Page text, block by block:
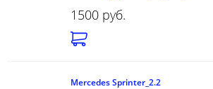
1500 руб.
Mercedes Sprinter_2.2